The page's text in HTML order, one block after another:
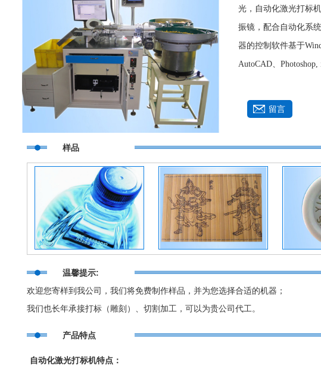
3D打印机
光， 自动化激光打标
振镜，配合自动化系
器的控制软件基于
AutoCAD、
留言
样品
温馨提示:
欢迎您寄样到我公司，我们将免费制作样品，并为您选择合适的机器；
我们也长年承接打标（雕刻）、切割加工，可以为贵公司代工。
产品特点
自动化激光打标机特点：